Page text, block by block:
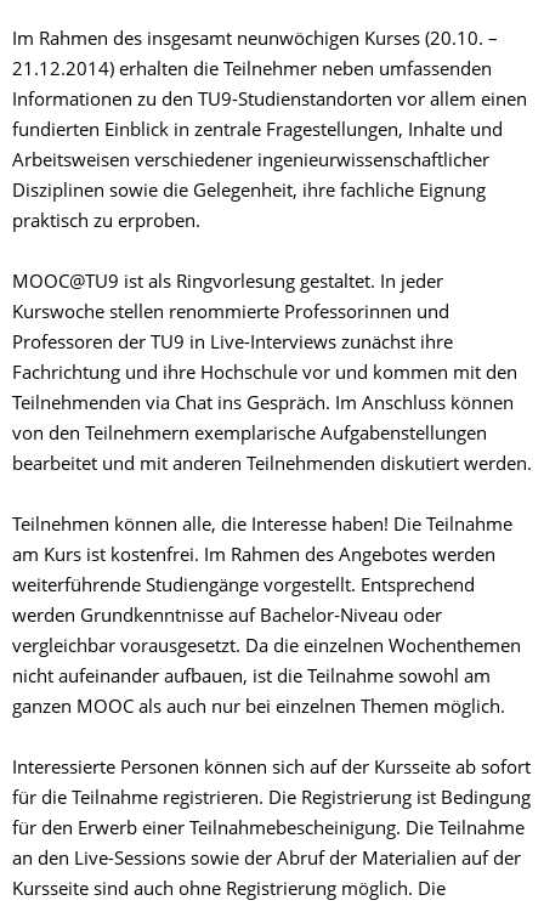
Im Rahmen des insgesamt neunwöchigen Kurses (20.10. –
21.12.2014) erhalten die Teilnehmer neben umfassenden
Informationen zu den TU9-Studienstandorten vor allem einen
fundierten Einblick in zentrale Fragestellungen, Inhalte und
Arbeitsweisen verschiedener ingenieurwissenschaftlicher
Disziplinen sowie die Gelegenheit, ihre fachliche Eignung
praktisch zu erproben.
MOOC@TU9 ist als Ringvorlesung gestaltet. In jeder
Kurswoche stellen renommierte Professorinnen und
Professoren der TU9 in Live-Interviews zunächst ihre
Fachrichtung und ihre Hochschule vor und kommen mit den
Teilnehmenden via Chat ins Gespräch. Im Anschluss können
von den Teilnehmern exemplarische Aufgabenstellungen
bearbeitet und mit anderen Teilnehmenden diskutiert werden.
Teilnehmen können alle, die Interesse haben! Die Teilnahme
am Kurs ist kostenfrei. Im Rahmen des Angebotes werden
weiterführende Studiengänge vorgestellt. Entsprechend
werden Grundkenntnisse auf Bachelor-Niveau oder
vergleichbar vorausgesetzt. Da die einzelnen Wochenthemen
nicht aufeinander aufbauen, ist die Teilnahme sowohl am
ganzen MOOC als auch nur bei einzelnen Themen möglich.
Interessierte Personen können sich auf der Kursseite ab sofort
für die Teilnahme registrieren. Die Registrierung ist Bedingung
für den Erwerb einer Teilnahmebescheinigung. Die Teilnahme
an den Live-Sessions sowie der Abruf der Materialien auf der
Kursseite sind auch ohne Registrierung möglich. Die